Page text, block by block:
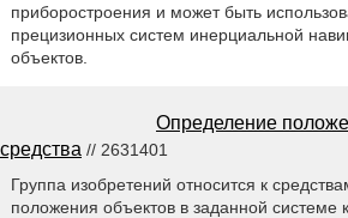
приборостроения и может быть
прецизионных систем инерциальной
объектов.
Определение
средства // 2631401
Группа изобретений относится к
положения объектов в заданной системе